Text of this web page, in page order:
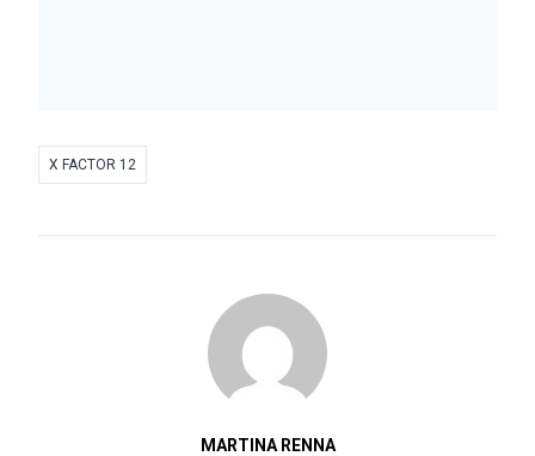
X FACTOR 12
MARTINA RENNA